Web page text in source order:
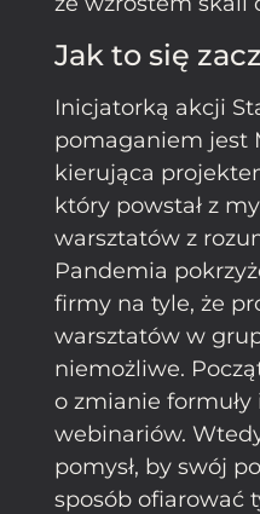
Jak to się
Inicjatorką akcji
pomaganiem jest
kierująca
który powstał z
warsztatów z
Pandemia
firmy na tyle, że
warsztatów w
niemożliwe.
o zmianie
webinariów.
pomysł, by swój
sposób ofiarować